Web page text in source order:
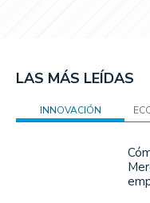
LAS MÁS LEÍDAS
INNOVACIÓN